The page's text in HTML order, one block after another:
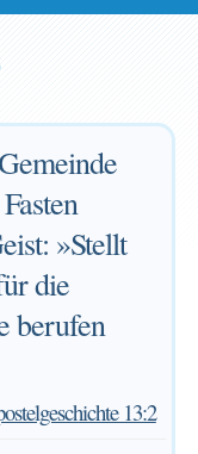
»Stellt
die
berufen
13:2